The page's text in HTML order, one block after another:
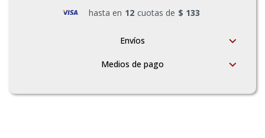
hasta en 12 cuotas de $ 133
Envíos
Medios de pago